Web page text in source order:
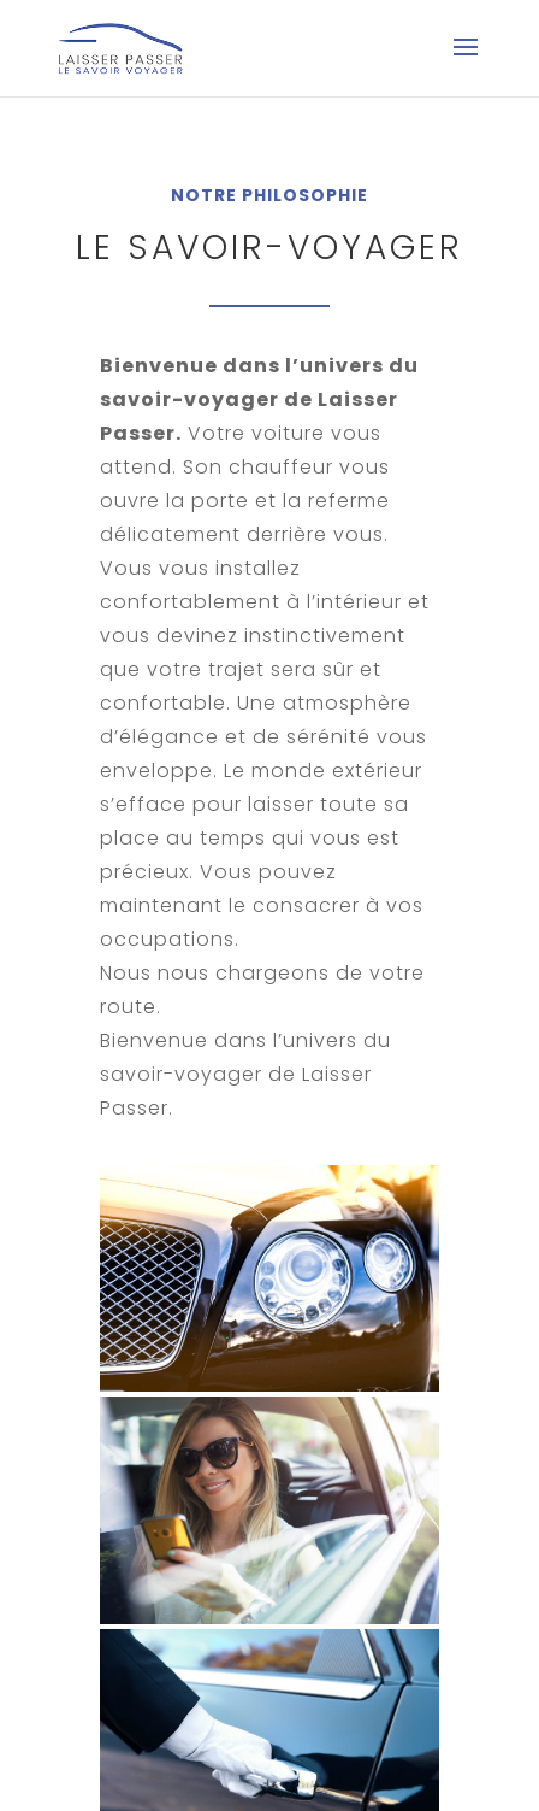
NOTRE PHILOSOPHIE
LE SAVOIR-VOYAGER
Bienvenue dans l’univers du
savoir-voyager de Laisser
Passer. Votre voiture vous
attend. Son chauffeur vous
ouvre la porte et la referme
délicatement derrière vous.
Vous vous installez
confortablement à l’intérieur et
vous devinez instinctivement
que votre trajet sera sûr et
confortable. Une atmosphère
d’élégance et de sérénité vous
enveloppe. Le monde extérieur
s’efface pour laisser toute sa
place au temps qui vous est
précieux. Vous pouvez
maintenant le consacrer à vos
occupations.
Nous nous chargeons de votre
route.
Bienvenue dans l’univers du
savoir-voyager de Laisser
Passer.